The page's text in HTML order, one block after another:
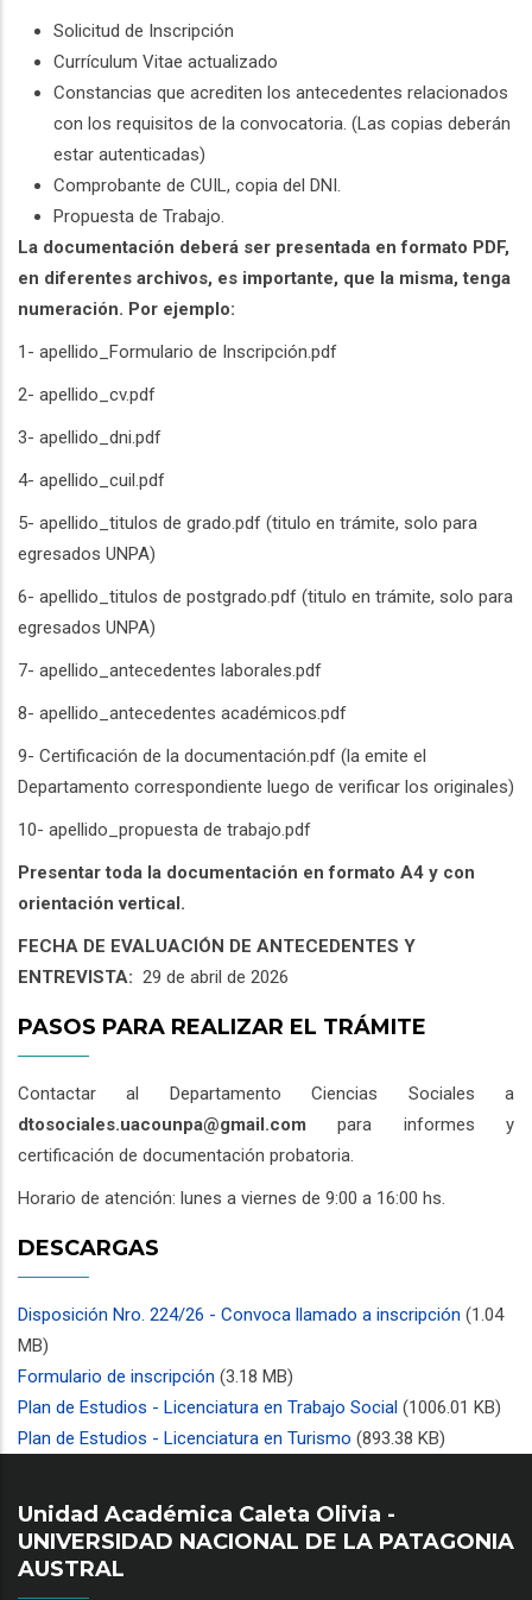
Solicitud de Inscripción
Currículum Vitae actualizado
Constancias que acrediten los antecedentes relacionados
con los requisitos de la convocatoria. (Las copias deberán
estar autenticadas)
Comprobante de CUIL, copia del DNI.
Propuesta de Trabajo.
La documentación deberá ser presentada en formato PDF,
en diferentes archivos, es importante, que la misma, tenga
numeración. Por ejemplo:
1- apellido_Formulario de Inscripción.pdf
2- apellido_cv.pdf
3- apellido_dni.pdf
4- apellido_cuil.pdf
5- apellido_titulos de grado.pdf (titulo en trámite, solo para
egresados UNPA)
6- apellido_titulos de postgrado.pdf (titulo en trámite, solo para
egresados UNPA)
7- apellido_antecedentes laborales.pdf
8- apellido_antecedentes académicos.pdf
9- Certificación de la documentación.pdf (la emite el
Departamento correspondiente luego de verificar los originales)
10- apellido_propuesta de trabajo.pdf
Presentar toda la documentación en formato A4 y con
orientación vertical.
FECHA DE EVALUACIÓN DE ANTECEDENTES Y
ENTREVISTA: 29 de abril de 2026
PASOS PARA REALIZAR EL TRÁMITE
Contactar al Departamento Ciencias Sociales a
dtosociales.uacounpa@gmail.com para informes y
certificación de documentación probatoria.
Horario de atención: lunes a viernes de 9:00 a 16:00 hs.
DESCARGAS
Disposición Nro. 224/26 - Convoca llamado a inscripción (1.04
MB)
Formulario de inscripción (3.18 MB)
Plan de Estudios - Licenciatura en Trabajo Social (1006.01 KB)
Plan de Estudios - Licenciatura en Turismo (893.38 KB)
Unidad Académica Caleta Olivia -
UNIVERSIDAD NACIONAL DE LA PATAGONIA
AUSTRAL